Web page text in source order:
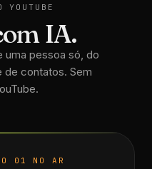
IA.
uma pessoa só, do
de contatos. Sem
01 NO AR